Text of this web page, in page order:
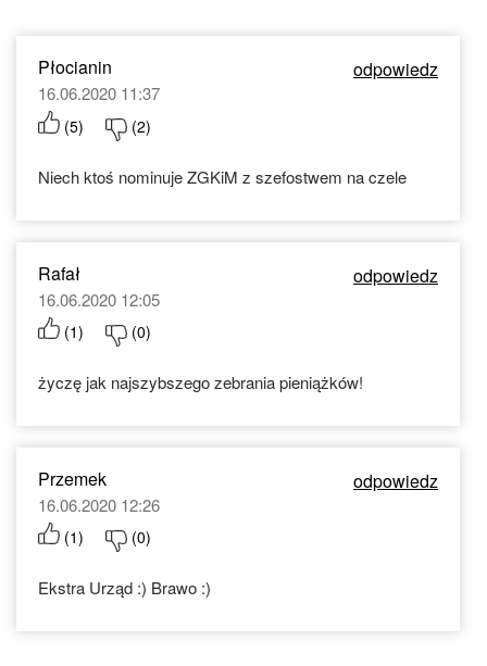
Płocianin odpowiedz
16.06.2020 11:37
(5) (2)
Niech ktoś nominuje ZGKiM z szefostwem na czele
Rafał odpowiedz
16.06.2020 12:05
(1) (0)
życzę jak najszybszego zebrania pieniążków!
Przemek odpowiedz
16.06.2020 12:26
(1) (0)
Ekstra Urząd :) Brawo :)